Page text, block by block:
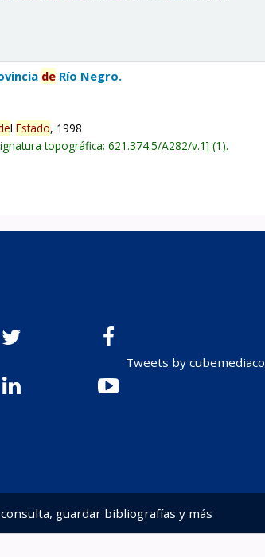
de Río Negro.
lEstado, 1998
topográfica:621.374.5/A282/v.1 (1).
Tweets by cubemediaco
guardar bibliografías y más